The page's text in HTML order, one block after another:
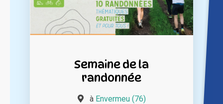
Semaine de la
randonnée
à Envermeu (76)